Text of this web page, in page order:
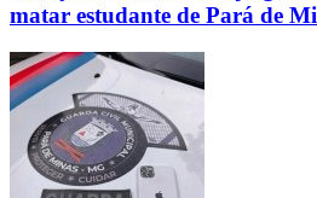
matar estudante de Pará de